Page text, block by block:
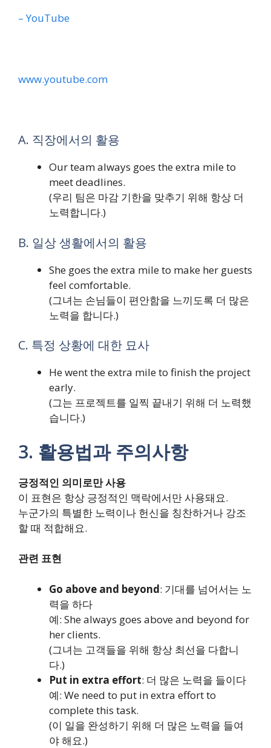
– YouTube
www.youtube.com
A. 직장에서의 활용
Our team always goes the extra mile to
meet deadlines.
(우리 팀은 마감 기한을 맞추기 위해 항상 더
노력합니다.)
B. 일상 생활에서의 활용
She goes the extra mile to make her guests
feel comfortable.
(그녀는 손님들이 편안함을 느끼도록 더 많은
노력을 합니다.)
C. 특정 상황에 대한 묘사
He went the extra mile to finish the project
early.
(그는 프로젝트를 일찍 끝내기 위해 더 노력했
습니다.)
3. 활용법과 주의사항
긍정적인 의미로만 사용
이 표현은 항상 긍정적인 맥락에서만 사용돼요.
누군가의 특별한 노력이나 헌신을 칭찬하거나 강조
할 때 적합해요.
관련 표현
Go above and beyond: 기대를 넘어서는 노
력을 하다
예: She always goes above and beyond for
her clients.
(그녀는 고객들을 위해 항상 최선을 다합니
다.)
Put in extra effort: 더 많은 노력을 들이다
예: We need to put in extra effort to
complete this task.
(이 일을 완성하기 위해 더 많은 노력을 들여
야 해요.)